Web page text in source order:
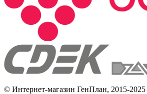
© Интернет-магазин ГенПлан, 2015-2025